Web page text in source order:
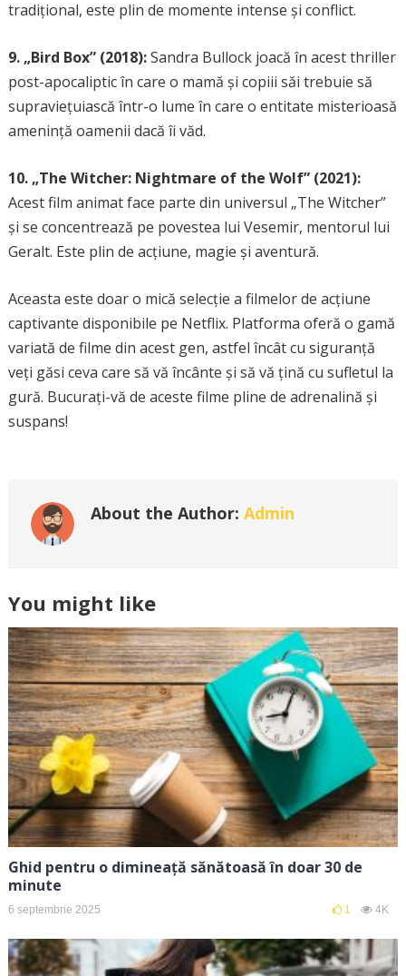
tradițional, este plin de momente intense și conflict.
9. „Bird Box” (2018):Sandra Bullock joacă în acest thriller
post-apocaliptic în care o mamă și copiii săi trebuie să
supraviețuiască într-o lume în care o entitate misterioasă
amenință oamenii dacă îi văd.
10. „The Witcher: Nightmare of the Wolf” (2021):
Acest film animat face parte din universul „The Witcher”
și se concentrează pe povestea lui Vesemir, mentorul lui
Geralt. Este plin de acțiune, magie și aventură.
Aceasta este doar o mică selecție a filmelor de acțiune
captivante disponibile pe Netflix. Platforma oferă o gamă
variată de filme din acest gen, astfel încât cu siguranță
veți găsi ceva care să vă încânte și să vă țină cu sufletul la
gură. Bucurați-vă de aceste filme pline de adrenalină și
suspans!
About the Author: Admin
You might like
Ghid pentru o dimineață sănătoasă în doar 30 de
minute
6 septembrie 2025 1 4K